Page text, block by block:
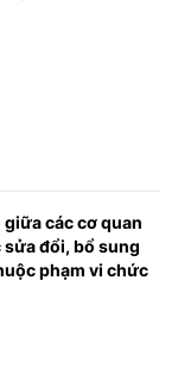
các cơ quan
đổi, bổ sung
phạm vi chức